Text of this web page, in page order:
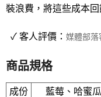
裝浪費，將這些成本回
✓ 客人評價： 媒體部落
商品規格
成份
藍莓、哈蜜